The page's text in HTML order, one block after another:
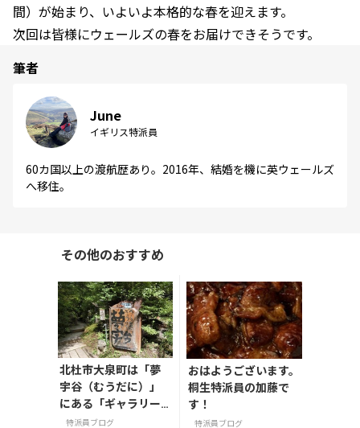
間）が始まり、いよいよ本格的な春を迎えます。
次回は皆様にウェールズの春をお届けできそうです。
筆者
June
イギリス特派員
60カ国以上の渡航歴あり。2016年、結婚を機に英ウェールズ
へ移住。
その他のおすすめ
北杜市大泉町は「夢
宇谷（むうだに）」
にある「ギャラリーM
UU」を紹介します。
特派員ブログ
おはようございます。
桐生特派員の加藤で
す！
特派員ブログ